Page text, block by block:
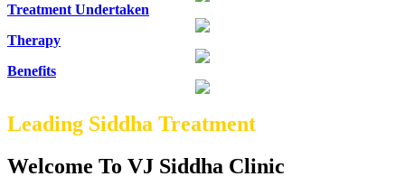
Treatment Undertaken
Therapy
Benefits
Leading Siddha Treatment
Welcome To VJ Siddha Clinic